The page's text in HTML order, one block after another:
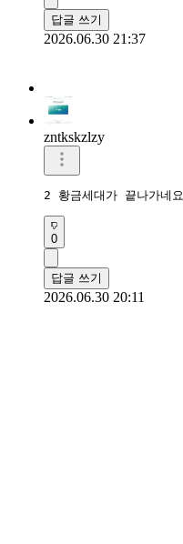
답글 쓰기
2026.06.30 21:37
zntkskzlzy
2 황금세대가 끝나가네요
0
답글 쓰기
2026.06.30 20:11